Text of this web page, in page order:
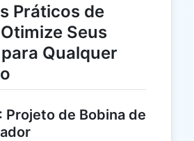
Práticos de
Seus
Qualquer
Projeto de Bobina de